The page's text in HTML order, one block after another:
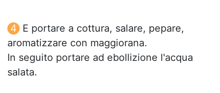
E portare a cottura, salare, pepare,
aromatizzare con maggiorana.
In seguito portare ad ebollizione l'acqua
salata.